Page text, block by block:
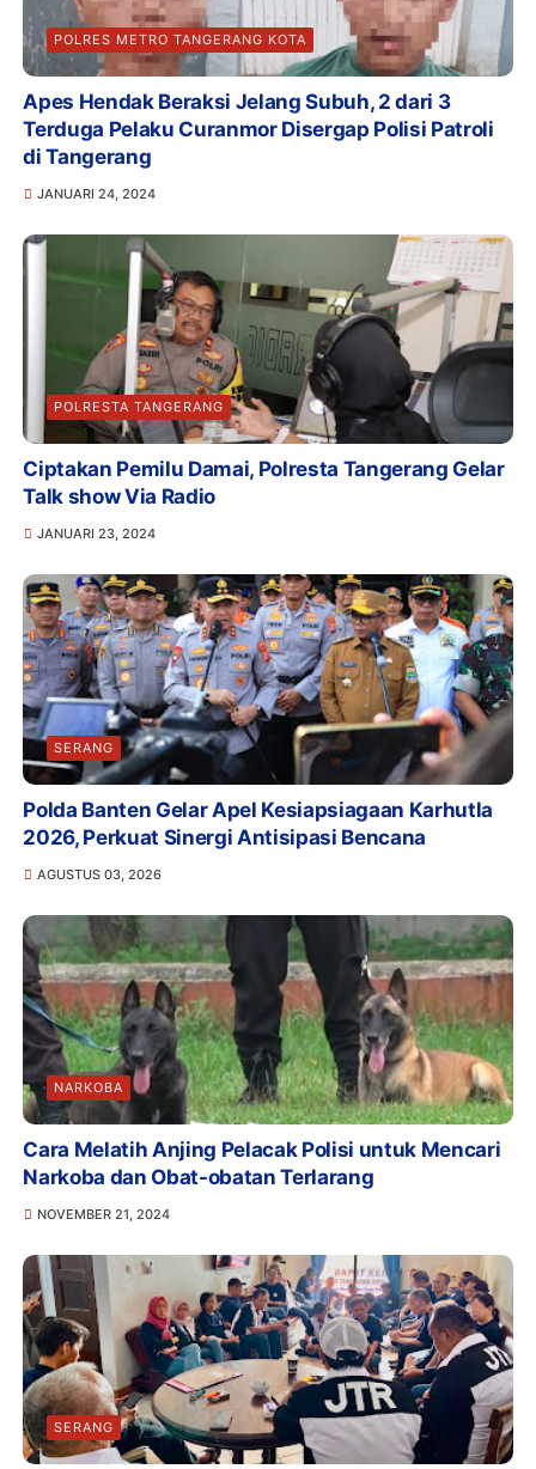
POLRES METRO TANGERANG KOTA
Apes Hendak Beraksi Jelang Subuh, 2 dari 3
Terduga Pelaku Curanmor Disergap Polisi Patroli
di Tangerang
JANUARI 24, 2024
POLRESTA TANGERANG
Ciptakan Pemilu Damai, Polresta Tangerang Gelar
Talk show Via Radio
JANUARI 23, 2024
SERANG
Polda Banten Gelar Apel Kesiapsiagaan Karhutla
2026, Perkuat Sinergi Antisipasi Bencana
AGUSTUS 03, 2026
NARKOBA
Cara Melatih Anjing Pelacak Polisi untuk Mencari
Narkoba dan Obat-obatan Terlarang
NOVEMBER 21, 2024
SERANG